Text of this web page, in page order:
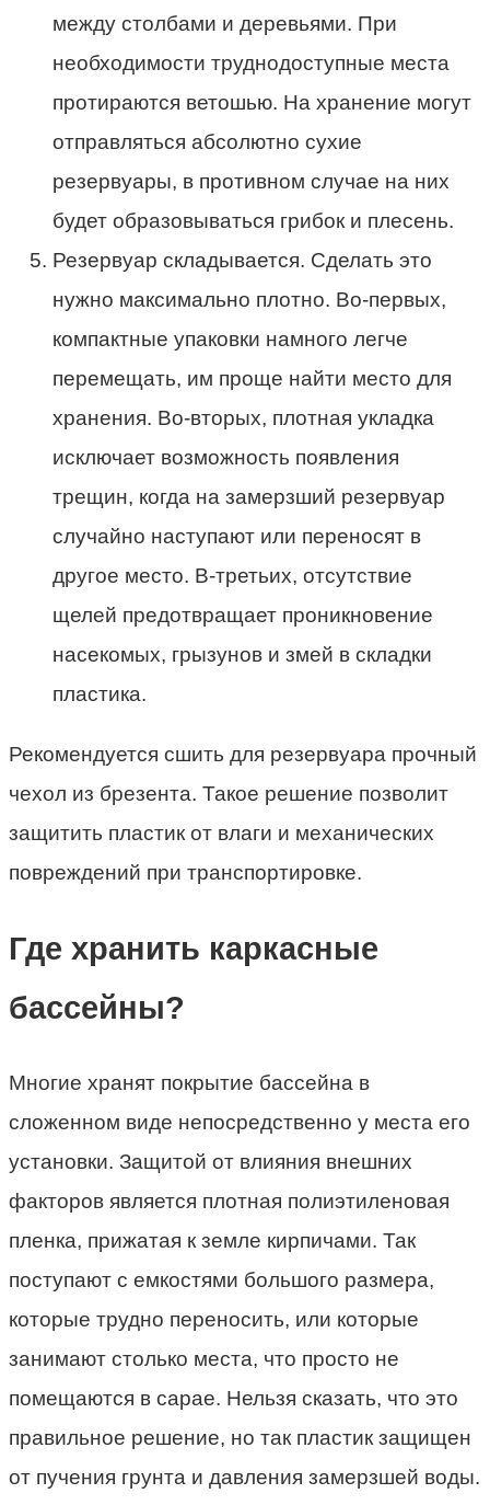
между столбами и деревьями. При
необходимости труднодоступные места
протираются ветошью. На хранение могут
отправляться абсолютно сухие
резервуары, в противном случае на них
будет образовываться грибок и плесень.
Резервуар складывается. Сделать это
нужно максимально плотно. Во-первых,
компактные упаковки намного легче
перемещать, им проще найти место для
хранения. Во-вторых, плотная укладка
исключает возможность появления
трещин, когда на замерзший резервуар
случайно наступают или переносят в
другое место. В-третьих, отсутствие
щелей предотвращает проникновение
насекомых, грызунов и змей в складки
пластика.
Рекомендуется сшить для резервуара прочный
чехол из брезента. Такое решение позволит
защитить пластик от влаги и механических
повреждений при транспортировке.
Где хранить каркасные
бассейны?
Многие хранят покрытие бассейна в
сложенном виде непосредственно у места его
установки. Защитой от влияния внешних
факторов является плотная полиэтиленовая
пленка, прижатая к земле кирпичами. Так
поступают с емкостями большого размера,
которые трудно переносить, или которые
занимают столько места, что просто не
помещаются в сарае. Нельзя сказать, что это
правильное решение, но так пластик защищен
от пучения грунта и давления замерзшей воды.